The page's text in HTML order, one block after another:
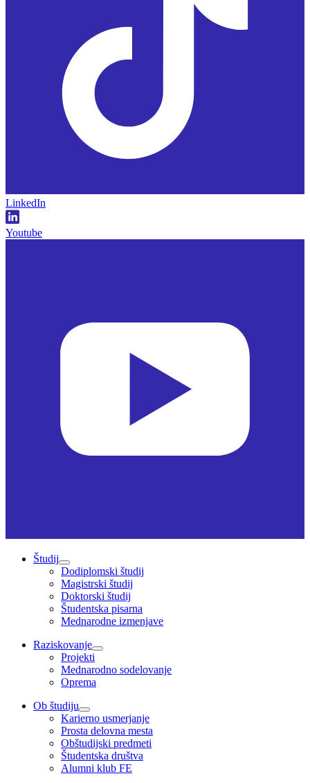
LinkedIn
Youtube
Študij
Dodiplomski študij
Magistrski študij
Doktorski študij
Študentska pisarna
Mednarodne izmenjave
Raziskovanje
Projekti
Mednarodno sodelovanje
Oprema
Ob študiju
Karierno usmerjanje
Prosta delovna mesta
Obštudijski predmeti
Študentska društva
Alumni klub FE